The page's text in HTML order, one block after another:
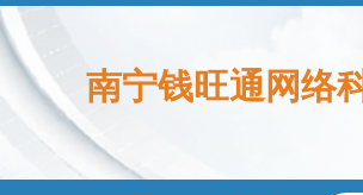
南宁钱旺通网络